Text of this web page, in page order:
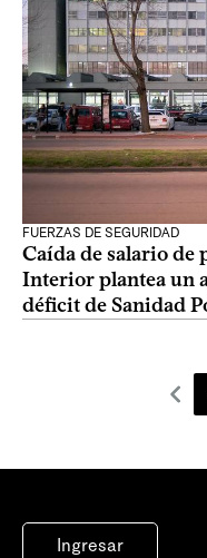
FUERZAS DE SEGURIDAD
Caída de salario
Interior plantea un
déficit de Sanidad
Ingresar